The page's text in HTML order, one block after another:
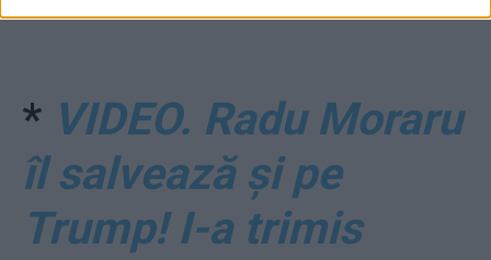
* VIDEO. Radu Moraru
îl salvează și pe
Trump! I-a trimis